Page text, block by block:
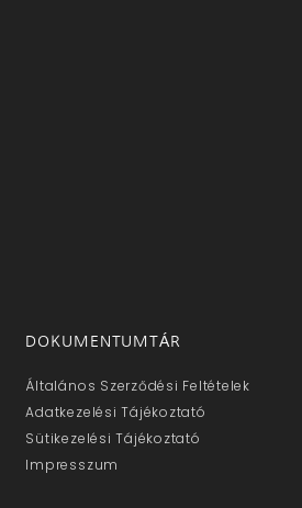
DOKUMENTUMTÁR
Általános Szerződési Feltételek
Adatkezelési Tájékoztató
Sütikezelési Tájékoztató
Impresszum